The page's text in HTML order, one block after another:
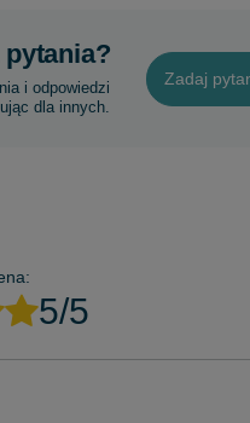
i odpowiedzi
dla innych.
Zadaj
5/5